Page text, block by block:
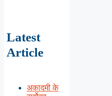
Latest
Article
अकादमी के